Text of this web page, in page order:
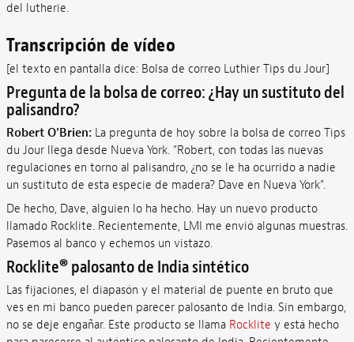
del lutherie.
Transcripción de vídeo
[el texto en pantalla dice: Bolsa de correo Luthier Tips du Jour]
Pregunta de la bolsa de correo: ¿Hay un sustituto del
palisandro?
Robert O'Brien: La pregunta de hoy sobre la bolsa de correo Tips
du Jour llega desde Nueva York. "Robert, con todas las nuevas
regulaciones en torno al palisandro, ¿no se le ha ocurrido a nadie
un sustituto de esta especie de madera? Dave en Nueva York”.
De hecho, Dave, alguien lo ha hecho. Hay un nuevo producto
llamado Rocklite. Recientemente, LMI me envió algunas muestras.
Pasemos al banco y echemos un vistazo.
Rocklite®palosanto de India sintético
Las fijaciones, el diapasón y el material de puente en bruto que
ves en mi banco pueden parecer palosanto de India. Sin embargo,
no se deje engañar. Este producto se llama Rocklite y está hecho